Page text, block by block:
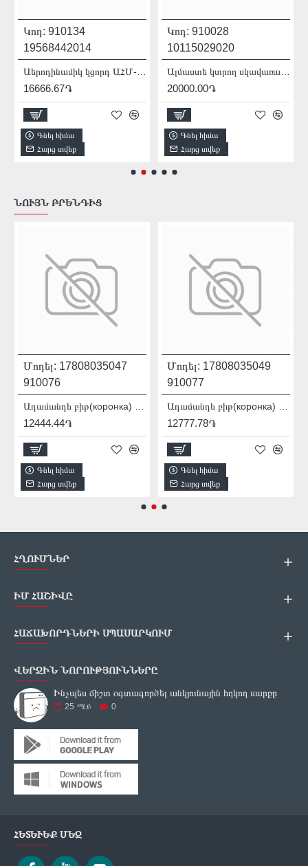
Կոդ: 910134
19568442014
16666.67֏
Գնել հիմա
Հարց տվեք
Կոդ: 910028
10115029020
20000.00֏
Գնել հիմա
Հարց տվեք
ՆՈՒՅՆ ԲՐԵՆԴԻՑ
Մոդել: 17808035047
910076
12444.44֏
Գնել հիմա
Հարց տվեք
Մոդել: 17808035049
910077
12777.78֏
Գնել հիմա
Հարց տվեք
ՀՂՈՒՄՆԵՐ
ԻՄ ՀԱՇԻՎԸ
ՀԱՃԱԽՈՐԴՆԵՐԻ ՍՊԱՍԱՐԿՈՒՄ
ՎԵՐՋԻՆ ՆՈՐՈՒԹՅՈՒՆՆԵՐԸ
Ինչպես ճիշտ օգտագործել անկյունային հղկող սարքը
25 ሜይ 0
ՀԵՏԵՒԵՔ ՄԵԶ